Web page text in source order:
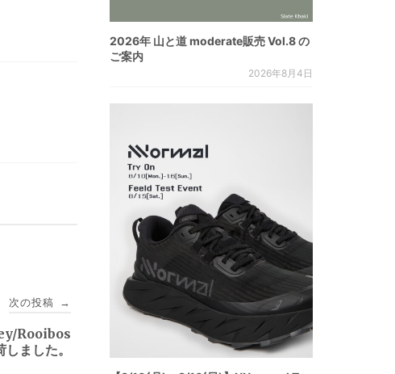
次の投稿 →
Rooibos
ました。
2026年 山と道 moderate販売 Vol.8 の
ご案内
2026年8月4日